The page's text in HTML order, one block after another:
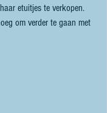
etuitjes te verkopen.
om verder te gaan met